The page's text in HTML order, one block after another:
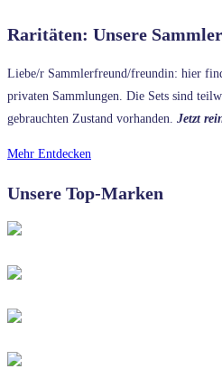
Raritäten: Unsere
Liebe/r Sammlerfreund/freundin: hier
privaten Sammlungen. Die Sets sind
gebrauchten Zustand vorhanden. Jetzt
Mehr Entdecken
Unsere Top-Marken